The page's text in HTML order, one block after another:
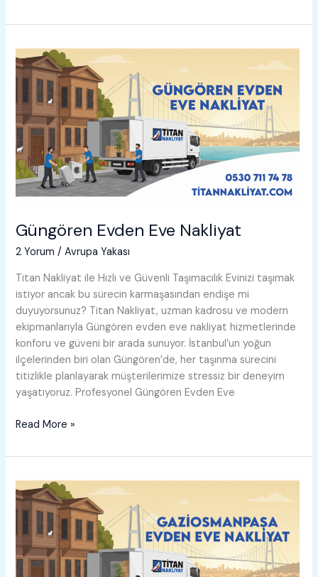
Eve
Güngören Evden Eve Nakliyat
2 Yorum /Avrupa Yakası
Titan Nakliyat ile Hızlı ve Güvenli Taşımacılık Evinizi taşımak
istiyor ancak bu sürecin karmaşasından endişe mi
duyuyorsunuz? Titan Nakliyat, uzman kadrosu ve modern
ekipmanlarıyla Güngören evden eve nakliyat hizmetlerinde
konforu ve güveni bir arada sunuyor. İstanbul’un yoğun
ilçelerinden biri olan Güngören’de, her taşınma sürecini
titizlikle planlayarak müşterilerimize stressiz bir deneyim
yaşatıyoruz. Profesyonel Güngören Evden Eve
Güngören
Eve
Read More »